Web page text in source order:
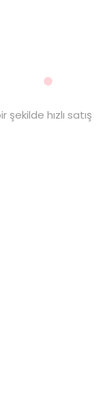
hızlı satış